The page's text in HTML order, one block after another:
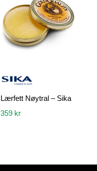
Lærfett Nøytral – Sika
359 kr